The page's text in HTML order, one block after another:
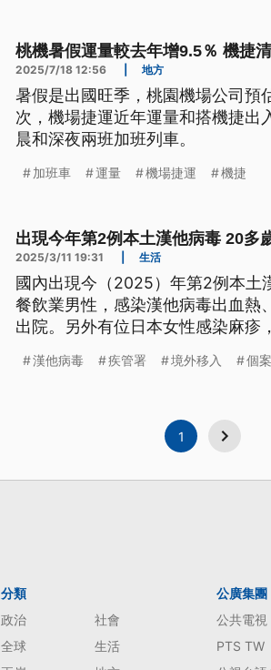
桃機暑假運量較去年增9.5％ 機捷
2025/7/18 12:56 地方
暑假是出國旺季，桃園機場公司預
次，機場捷運近年運量和搭機捷出
晨和深夜兩班加班列車。
加班車 運量 機場捷運 機捷
出現今年第2例本土漢他病毒 20多
2025/3/11 19:31 生活
國內出現今（2025）年第2例本土
餐飲業男性，感染漢他病毒出血熱
出院。另外有位日本女性感染麻疹
相關場所的民眾要自我健康管理。
漢他病毒 疾管署 境外移入 個案
1
分類
政治
社會
全球
生活
公廣集團
公共電視
PTS TW